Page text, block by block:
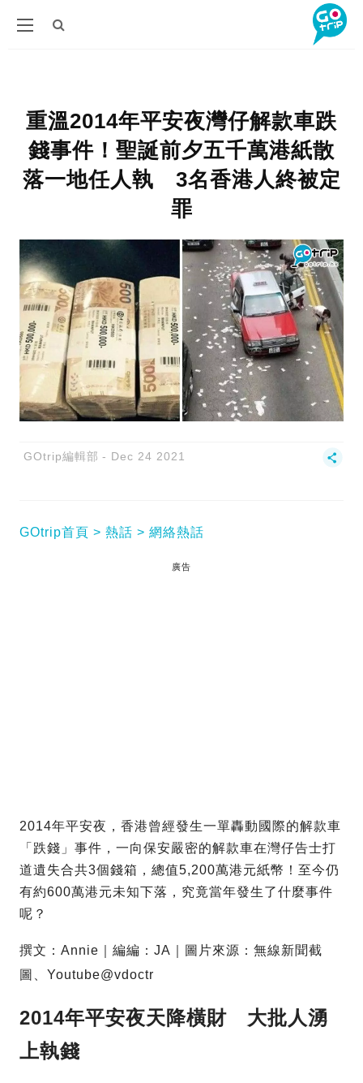
重溫2014年平安夜灣仔解款車跌
錢事件！聖誕前夕五千萬港紙散
落一地任人執 3名香港人終被定
罪
GOtrip編輯部 Dec 24 2021
GOtrip首頁 熱話 網絡熱話
廣告
2014年平安夜，香港曾經發生一單轟動國際的解款車
「跌錢」事件，一向保安嚴密的解款車在灣仔告士打
道遺失合共3個錢箱，總值5,200萬港元紙幣！至今仍
有約600萬港元未知下落，究竟當年發生了什麼事件
呢？
撰文：Annie｜編編：JA｜圖片來源：無線新聞截
圖、Youtube@vdoctr
2014年平安夜天降橫財 大批人湧
上執錢